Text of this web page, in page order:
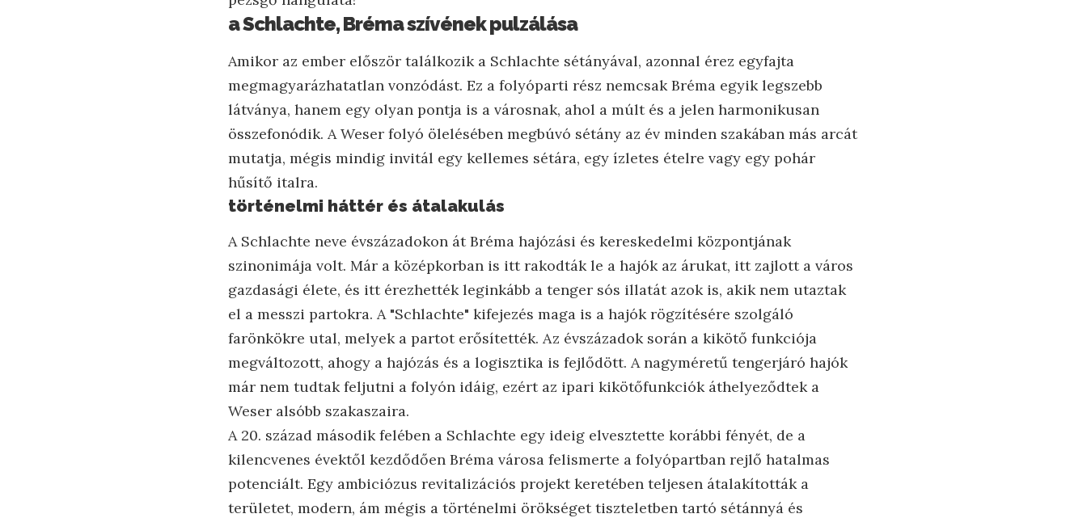
a Schlachte, Bréma szívének pulzálása
Amikor az ember először találkozik a Schlachte sétányával, azonnal érez egyfajta
megmagyarázhatatlan vonzódást. Ez a folyóparti rész nemcsak Bréma egyik legszebb
látványa, hanem egy olyan pontja is a városnak, ahol a múlt és a jelen harmonikusan
összefonódik. A Weser folyó ölelésében megbúvó sétány az év minden szakában más arcát
mutatja, mégis mindig invitál egy kellemes sétára, egy ízletes ételre vagy egy pohár
hűsítő italra.
történelmi háttér és átalakulás
A Schlachte neve évszázadokon át Bréma hajózási és kereskedelmi központjának
szinonimája volt. Már a középkorban is itt rakodták le a hajók az árukat, itt zajlott a város
gazdasági élete, és itt érezhették leginkább a tenger sós illatát azok is, akik nem utaztak
el a messzi partokra. A "Schlachte" kifejezés maga is a hajók rögzítésére szolgáló
farönkökre utal, melyek a partot erősítették. Az évszázadok során a kikötő funkciója
megváltozott, ahogy a hajózás és a logisztika is fejlődött. A nagyméretű tengerjáró hajók
már nem tudtak feljutni a folyón idáig, ezért az ipari kikötőfunkciók áthelyeződtek a
Weser alsóbb szakaszaira.
A 20. század második felében a Schlachte egy ideig elvesztette korábbi fényét, de a
kilencvenes évektől kezdődően Bréma városa felismerte a folyópartban rejlő hatalmas
potenciált. Egy ambiciózus revitalizációs projekt keretében teljesen átalakították a
területet, modern, ám mégis a történelmi örökséget tiszteletben tartó sétánnyá és